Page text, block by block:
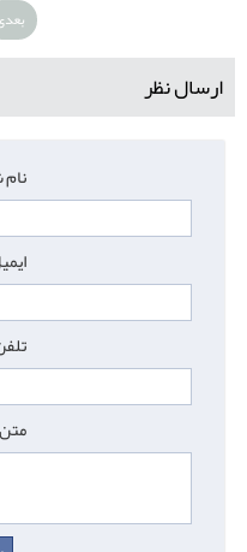
ارسال نظر